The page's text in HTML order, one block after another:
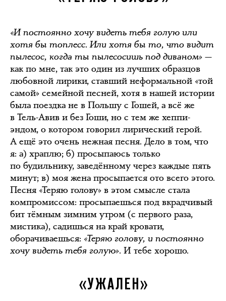
«И постоянно хочу видеть тебя голую или
хотя бы топлесс. Или хотя бы то, что видит
пылесос, когда ты пылесосишь под диваном» —
как по мне, так это один из лучших образцов
любовной лирики, ставший неформальной «той
самой» семейной песней, хотя в нашей истории
была поездка не в Польшу с Гошей, а всё же
в Тель-Авив и без Гоши, но с тем же хеппи-
эндом, о котором говорил лирический герой.
А ещё это очень нежная песня. Дело в том, что
я: а) храплю; б) просыпаюсь только
по будильнику, заведённому через каждые пять
минут; в) моя жена просыпается ото всего этого.
Песня «Теряю голову» в этом смысле стала
компромиссом: просыпаешься под вкрадчивый
бит тёмным зимним утром (с первого раза,
мистика), садишься на край кровати,
оборачиваешься: «Теряю голову, и постоянно
хочу видеть тебя голую». И тебе хорошо.
«УЖАЛЕН»